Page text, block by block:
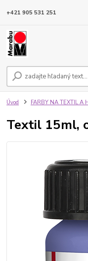
+421 905 531 251
Úvod FARBY NA TEXTIL A
Textil 15ml,